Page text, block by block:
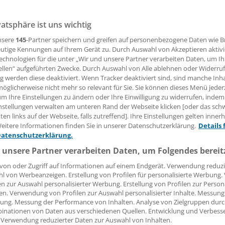
lieber Leser,
Beitrag können Sie lesen, sobald Sie sich
Jetzt anmelden »
Kostenlos
Problem beim Login?
ist mit wenigen Klicks erledigt und kostenlos.
des kostenlosen Login:
Analysen, Hintergründe und Infografiken
Interviews und Praxis-Tipps
auf allemedizinischen Berichte und Kommentare
Voraussetzungen für den Zugang
ist uns wichtig
145-Partner speichern und greifen auf personenbezogene Daten wie
Kennungen auf Ihrem Gerät zu. Durch Auswahl von Akzeptieren
für die unter „Wir und unsere Partner verarbeiten Daten, um
aufgeführten Zwecke. Durch Auswahl von Alle ablehnen oder
werden diese deaktiviert. Wenn Tracker deaktiviert sind, sind manche
nicht mehr so relevant für Sie. Sie können dieses Menü
Ihre Einstellungen zu ändern oder Ihre Einwilligung zu widerrufen,
verwalten am unteren Rand der Webseite klicken [oder das
links auf der Webseite, falls zutreffend]. Ihre Einstellungen gelten
Informationen finden Sie in unserer Datenschutzerklärung. Details
Partner verarbeiten Daten, um Folgendes
oder Zugriff auf Informationen auf einem Endgerät. Verwendung
von Werbeanzeigen. Erstellung von Profilen für personalisierte
zur Auswahl personalisierter Werbung. Erstellung von Profilen zur
Verwendung von Profilen zur Auswahl personalisierter Inhalte.
Messung der Performance von Inhalten. Analyse von Zielgruppen
von Daten aus verschiedenen Quellen. Entwicklung und
reduzierter Daten zur Auswahl von Inhalten.